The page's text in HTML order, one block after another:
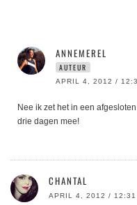
ANNEMEREL
AUTEUR
APRIL 4, 2012 /
Nee ik zet het in een
drie dagen mee!
CHANTAL
APRIL 4, 2012 / 12:31